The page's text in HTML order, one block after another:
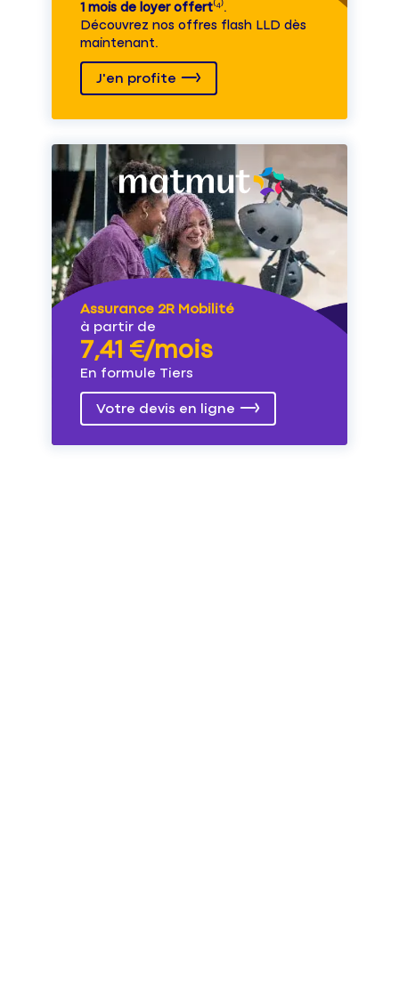
1 mois de loyer offert⁽⁴⁾.
Découvrez nos offres flash LLD dès
maintenant.
J'en profite
Assurance 2R Mobilité
à partir de
7,41 €/mois
En formule Tiers
Votre devis en ligne